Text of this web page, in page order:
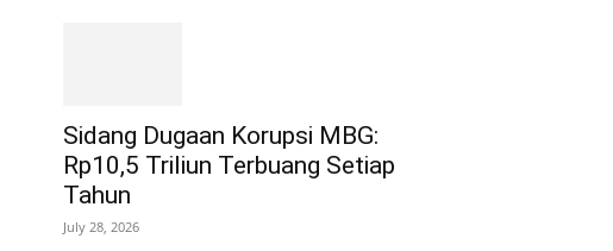
Sidang Dugaan Korupsi MBG:
Rp10,5 Triliun Terbuang Setiap
Tahun
July 28, 2026